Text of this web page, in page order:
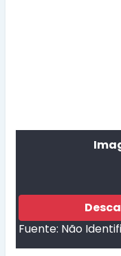
Fuente: Não